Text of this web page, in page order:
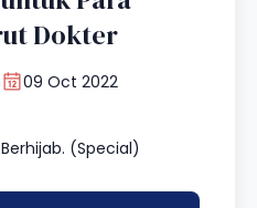
Dokter
09 Oct 2022
(Special)